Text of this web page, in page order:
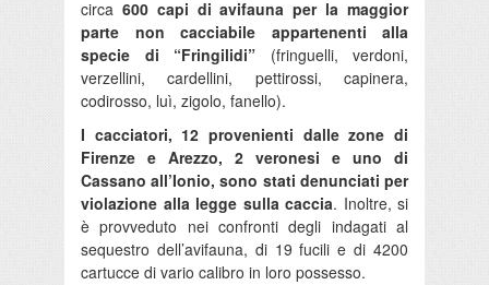
circa 600 capi di avifauna per la maggior
parte non cacciabile appartenenti alla
specie di “Fringilidi” (fringuelli, verdoni,
verzellini, cardellini, pettirossi, capinera,
codirosso, luì, zigolo, fanello).
I cacciatori, 12 provenienti dalle zone di
Firenze e Arezzo, 2 veronesi e uno di
Cassano all’Ionio, sono stati denunciati per
violazione alla legge sulla caccia. Inoltre, si
è provveduto nei confronti degli indagati al
sequestro dell’avifauna, di 19 fucili e di 4200
cartucce di vario calibro in loro possesso.